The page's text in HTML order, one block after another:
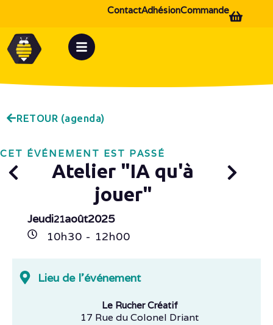
Commande
Adhésion
Contact
RETOUR (agenda)
CET ÉVÉNEMENT EST PASSÉ
Atelier "IA qu'à
jouer"
Jeudi21août2025
10h30 - 12h00
Lieu de l'événement
Le Rucher Créatif
17 Rue du Colonel Driant